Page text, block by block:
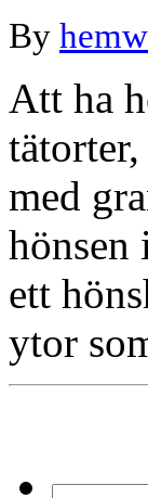
By
Att ha
med
hönsen
ett
ytor